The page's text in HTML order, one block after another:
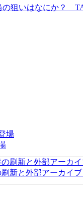
狙いはなにか？
新と外部アーカイ